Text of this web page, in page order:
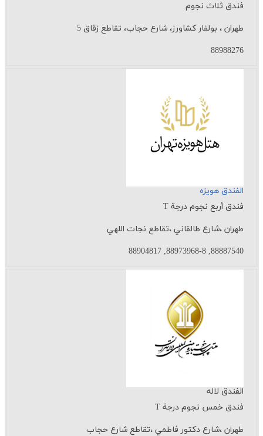
فندق ثلاث نجوم
طهران ، بولفار کشاورز، شارع حجاب، تقاطع زقاق 5
88988276
الفندق هویزه
فندق أربع نجوم درجة T
طهران ،شارع طالقاني ،تقاطع نجات اللهي
88887540, 88973968-8, 88904817
الفندق لاله
فندق خمس نجوم درجة T
طهران ،شارع دكتور فاطمي ،تقاطع شارع حجاب